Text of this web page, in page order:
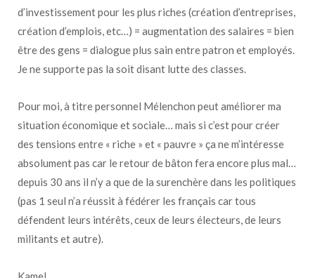
d’investissement pour les plus riches (création d’entreprises,
création d’emplois, etc…) = augmentation des salaires = bien
être des gens = dialogue plus sain entre patron et employés.
Je ne supporte pas la soit disant lutte des classes.
Pour moi, à titre personnel Mélenchon peut améliorer ma
situation économique et sociale… mais si c’est pour créer
des tensions entre « riche » et « pauvre » ça ne m’intéresse
absolument pas car le retour de bâton fera encore plus mal…
depuis 30 ans il n’y a que de la surenchère dans les politiques
(pas 1 seul n’a réussit à fédérer les français car tous
défendent leurs intérêts, ceux de leurs électeurs, de leurs
militants et autre).